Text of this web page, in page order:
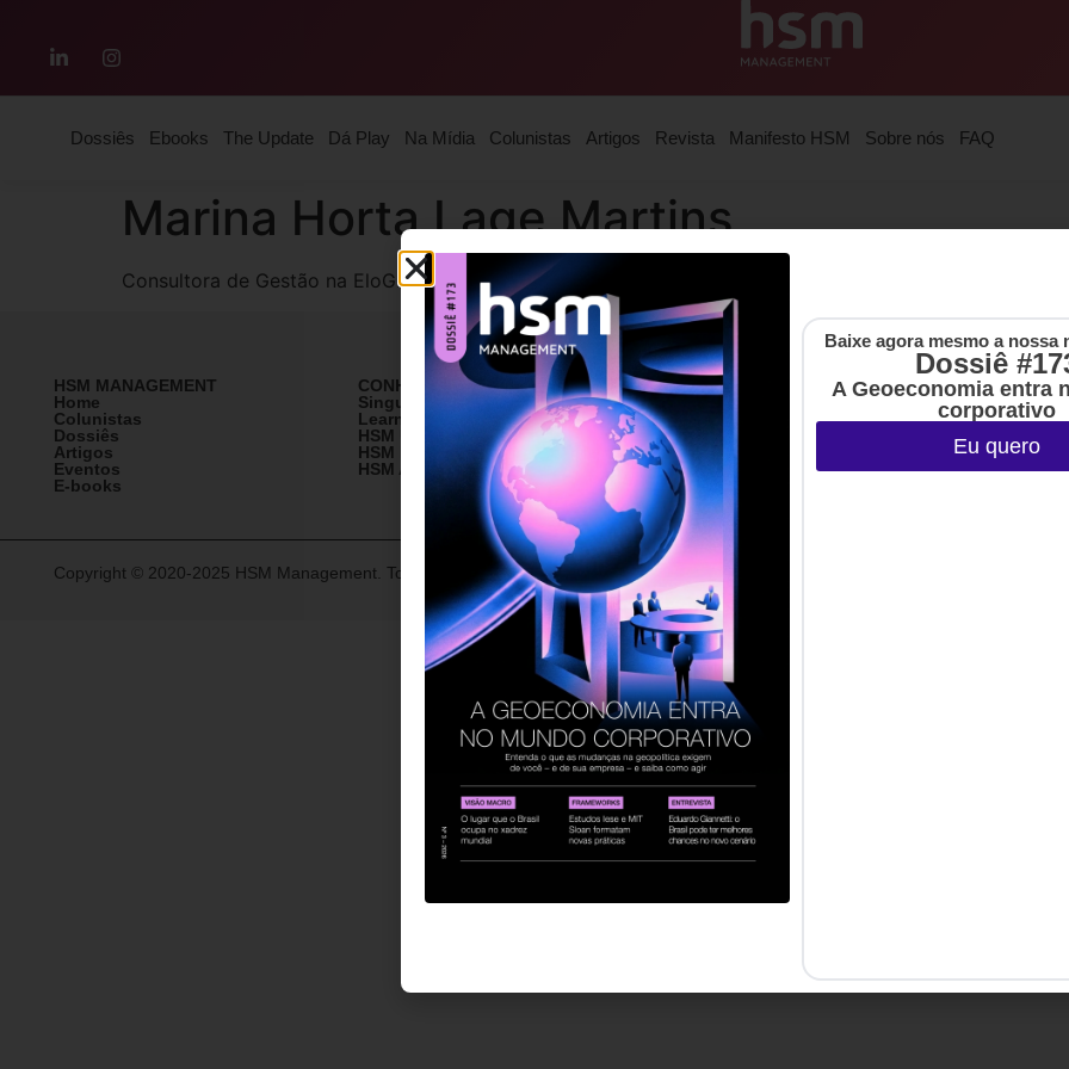
Dossiês Ebooks The Update Dá Play Na Mídia Colunistas Artigos Revista Manifesto HSM Sobre nós FAQ
Marina Horta Lage Martins
Consultora de Gestão na EloGROUP | Valuable Young Leader 2020
HSM MANAGEMENT
Home
Colunistas
Dossiês
Artigos
Eventos
E-books
CONHEÇA A HSM
SingularityU Brazil
Learning Village
HSM University
HSM Mais
HSM Academy
Copyright © 2020-2025 HSM Management. Todos os direitos reservados.
Baixe agora mesmo a nossa
Dossiê
A Geoeconomia entra
corporativo
Eu quero